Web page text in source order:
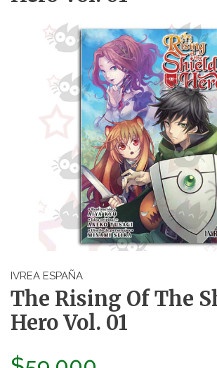
IVREA ESPAÑA
The Rising Of The
Hero Vol. 01